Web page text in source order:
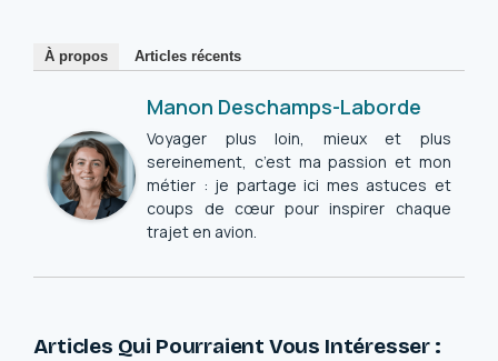
À propos Articles récents
Manon Deschamps-Laborde
Voyager plus loin, mieux et plus
sereinement, c’est ma passion et mon
métier : je partage ici mes astuces et
coups de cœur pour inspirer chaque
trajet en avion.
Articles Qui Pourraient Vous Intéresser :